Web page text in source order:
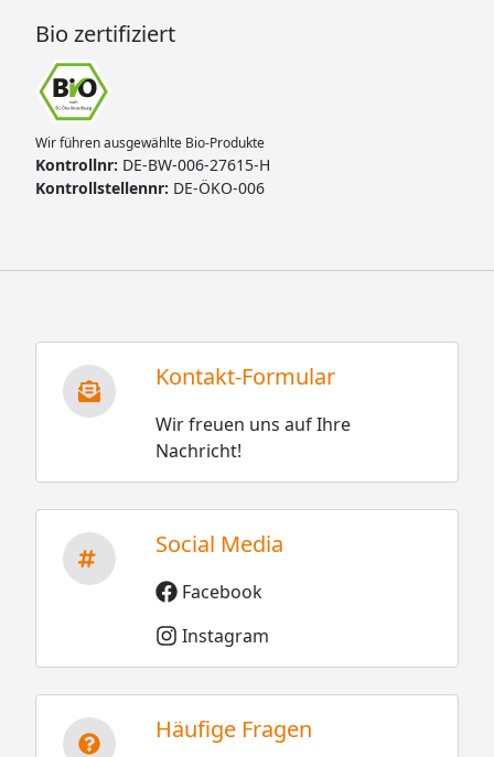
Bio zertifiziert
Wir führen ausgewählte Bio-Produkte
Kontrollnr: DE-BW-006-27615-H
Kontrollstellennr: DE-ÖKO-006
Kontakt-Formular
Wir freuen uns auf Ihre
Nachricht!
Social Media
Facebook
Instagram
Häufige Fragen